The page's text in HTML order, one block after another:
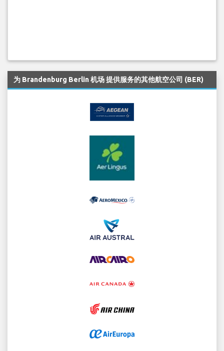
为 Brandenburg Berlin 机场 提供服务的其他航空公司 (BER)